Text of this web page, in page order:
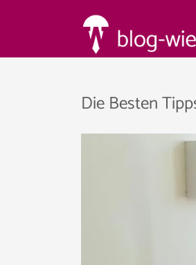
Die Besten